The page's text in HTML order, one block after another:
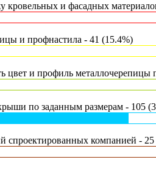
и фасадных
и профнастила - 41 (15.4%)
цвет и профиль
по заданным размерам - 105
спроектированных компанией -